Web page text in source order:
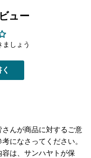
ュー
ましょう
んが商品に対するご意
になさってください。
は、サンハヤトが保